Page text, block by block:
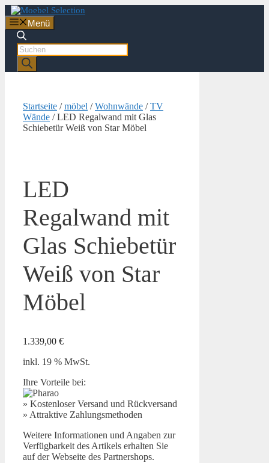
Zum
Inhalt
springen
Menü
Products
search
Startseite /möbel /Wohnwände /TV
Wände / LED Regalwand mit Glas
Schiebetür Weiß von Star Möbel
LED
Regalwand mit
Glas Schiebetür
Weiß von Star
Möbel
1.339,00 €
inkl. 19 % MwSt.
Ihre Vorteile bei:
» Kostenloser Versand und Rückversand
» Attraktive Zahlungsmethoden
Weitere Informationen und Angaben zur
Verfügbarkeit des Artikels erhalten Sie
auf der Webseite des Partnershops.